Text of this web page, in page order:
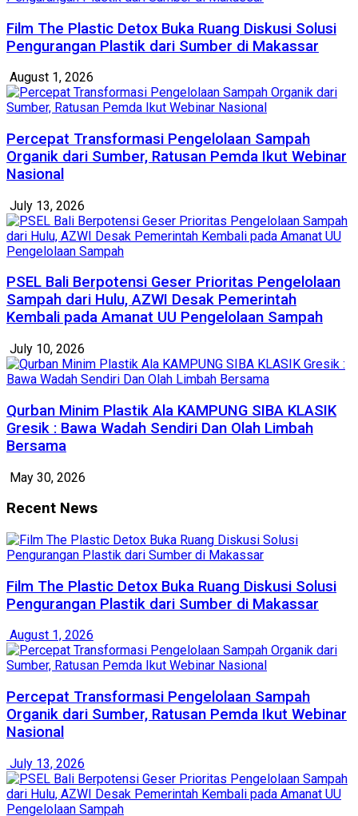
Film The Plastic Detox Buka Ruang Diskusi Solusi
Pengurangan Plastik dari Sumber di Makassar
August 1, 2026
Percepat Transformasi Pengelolaan Sampah
Organik dari Sumber, Ratusan Pemda Ikut Webinar
Nasional
July 13, 2026
PSEL Bali Berpotensi Geser Prioritas Pengelolaan
Sampah dari Hulu, AZWI Desak Pemerintah
Kembali pada Amanat UU Pengelolaan Sampah
July 10, 2026
Qurban Minim Plastik Ala KAMPUNG SIBA KLASIK
Gresik : Bawa Wadah Sendiri Dan Olah Limbah
Bersama
May 30, 2026
Recent News
Film The Plastic Detox Buka Ruang Diskusi Solusi
Pengurangan Plastik dari Sumber di Makassar
August 1, 2026
Percepat Transformasi Pengelolaan Sampah
Organik dari Sumber, Ratusan Pemda Ikut Webinar
Nasional
July 13, 2026